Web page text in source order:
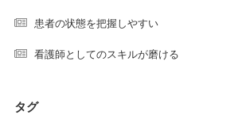
患者の状態を把握しやすい
看護師としてのスキルが磨ける
タグ